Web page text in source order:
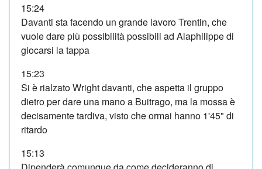
15:24
Davanti sta facendo un grande lavoro Trentin, che
vuole dare più possibilità possibili ad Alaphilippe di
giocarsi la tappa
15:23
Si è rialzato Wright davanti, che aspetta il gruppo
dietro per dare una mano a Buitrago, ma la mossa è
decisamente tardiva, visto che ormai hanno 1'45" di
ritardo
15:13